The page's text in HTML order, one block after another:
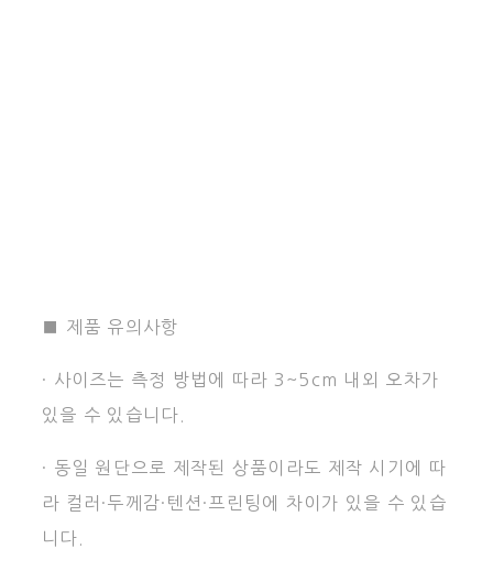
■ 제품 유의사항
· 사이즈는 측정 방법에 따라 3~5cm 내외 오차가
있을 수 있습니다.
· 동일 원단으로 제작된 상품이라도 제작 시기에 따
라 컬러·두께감·텐션·프린팅에 차이가 있을 수 있습
니다.